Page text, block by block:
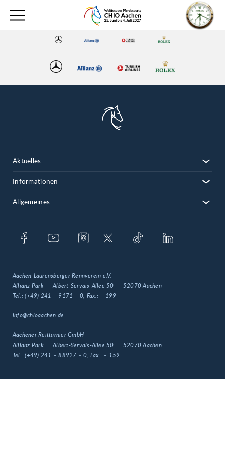
Aktuelles
Informationen
Allgemeines
Aachen-Laurensberger Rennverein e.V.
Allianz Park
Albert-Servais-Allee 50
52070 Aachen
Tel.:(+49) 241 – 9171 – 0 , Fax.: – 199
info@chioaachen.de
Aachener Reitturnier GmbH
Allianz Park
Albert-Servais-Allee 50
52070 Aachen
Tel.:(+49) 241 – 88927 – 0 , Fax.: – 159